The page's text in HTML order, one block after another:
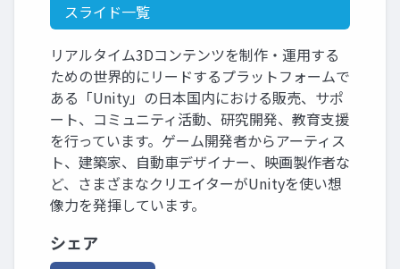
スライド一覧
リアルタイム3Dコンテンツを制作・運用する
ための世界的にリードするプラットフォームで
ある「Unity」の日本国内における販売、サポ
ート、コミュニティ活動、研究開発、教育支援
を行っています。ゲーム開発者からアーティス
ト、建築家、自動車デザイナー、映画製作者な
ど、さまざまなクリエイターがUnityを使い想
像力を発揮しています。
シェア